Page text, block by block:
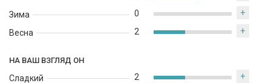
Зима
Весна
0 +
2 +
НА ВАШ ВЗГЛЯД ОН
Сладкий 2 +